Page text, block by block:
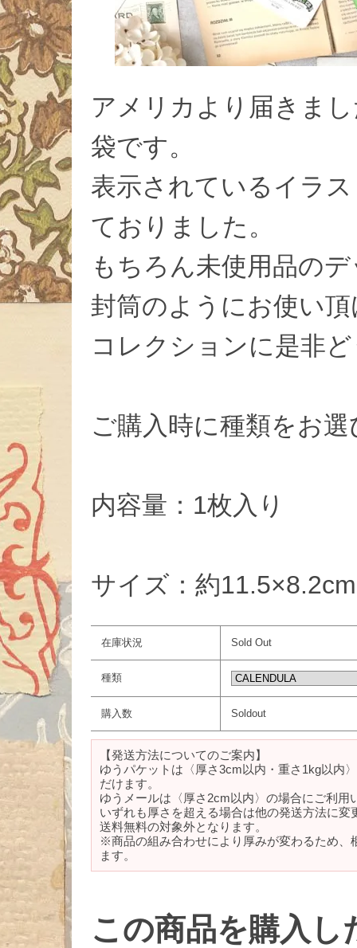
アメリカより届きま
袋です。
表示されているイラ
ておりました。
もちろん未使用品の
封筒のようにお使い
コレクションに是非
ご購入時に種類をお
内容量：1枚入り
サイズ：約11.5×8.2cm
在庫状況 Sold Out
種類
購入数 Soldout
【発送方法についてのご案内】
ゆうパケットは〈厚さ3cm以内・重さ1kg以内
だけます。
ゆうメールは〈厚さ2cm以内〉の場合にご利用
いずれも厚さを超える場合は他の発送方法に変
送料無料の対象外となります。
※商品の組み合わせにより厚みが変わるため、
ます。
この商品を購入し